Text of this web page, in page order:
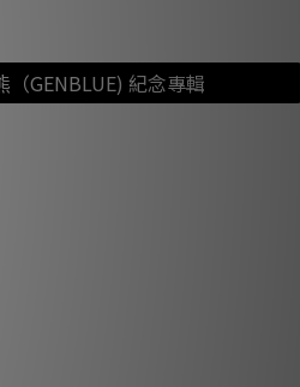
（GENBLUE) 紀念專輯